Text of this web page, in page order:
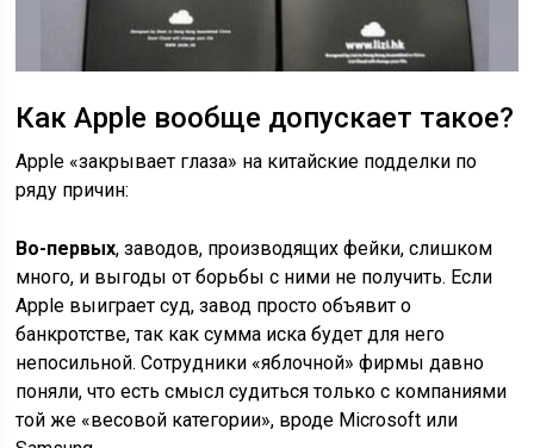
Как Apple вообще допускает такое?
Apple «закрывает глаза» на китайские подделки по
ряду причин:
Во-первых, заводов, производящих фейки, слишком
много, и выгоды от борьбы с ними не получить. Если
Apple выиграет суд, завод просто объявит о
банкротстве, так как сумма иска будет для него
непосильной. Сотрудники «яблочной» фирмы давно
поняли, что есть смысл судиться только с компаниями
той же «весовой категории», вроде Microsoft или